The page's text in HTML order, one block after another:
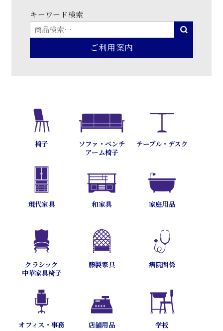
キーワード検索
ご利用案内
椅子
ソファ・ベンチ
アーム椅子
テーブル・デスク
現代家具 和家具 家庭用品
クラシック
中華家具椅子
籐製家具 病院関係
オフィス・事務 店舗用品 学校